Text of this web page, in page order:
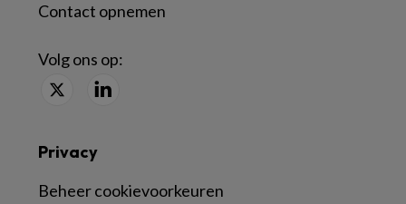
Contact opnemen
Volg ons op:
Privacy
Beheer cookievoorkeuren